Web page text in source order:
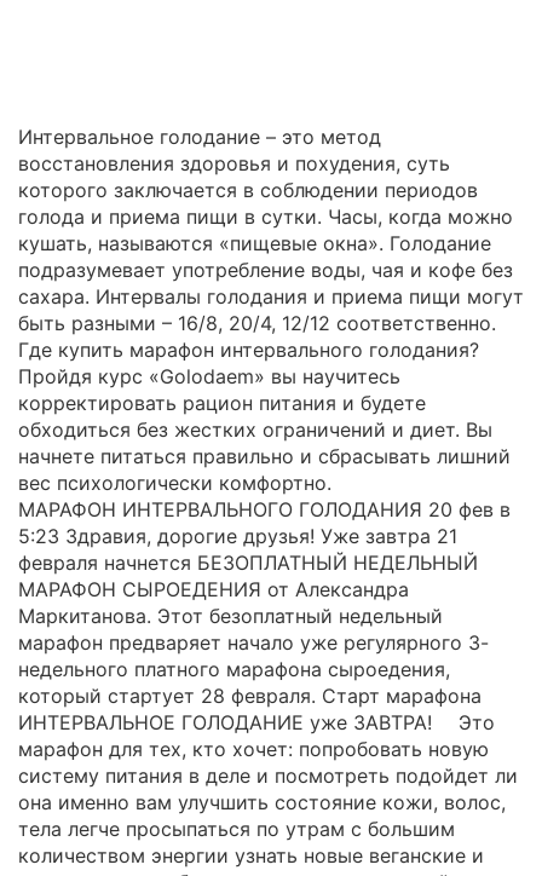
Интервальное голодание – это метод
восстановления здоровья и похудения, суть
которого заключается в соблюдении периодов
голода и приема пищи в сутки. Часы, когда можно
кушать, называются «пищевые окна». Голодание
подразумевает употребление воды, чая и кофе без
сахара. Интервалы голодания и приема пищи могут
быть разными – 16/8, 20/4, 12/12 соответственно.
Где купить марафон интервального голодания?
Пройдя курс «Golodaem» вы научитесь
корректировать рацион питания и будете
обходиться без жестких ограничений и диет. Вы
начнете питаться правильно и сбрасывать лишний
вес психологически комфортно.
МАРАФОН ИНТЕРВАЛЬНОГО ГОЛОДАНИЯ 20 фев в
5:23 Здравия, дорогие друзья! Уже завтра 21
февраля начнется БЕЗОПЛАТНЫЙ НЕДЕЛЬНЫЙ
МАРАФОН СЫРОЕДЕНИЯ от Александра
Маркитанова. Этот безоплатный недельный
марафон предваряет начало уже регулярного 3-
недельного платного марафона сыроедения,
который стартует 28 февраля. Старт марафона
ИНТЕРВАЛЬНОЕ ГОЛОДАНИЕ уже ЗАВТРА! ⠀ Это
марафон для тех, кто хочет: попробовать новую
систему питания в деле и посмотреть подойдет ли
она именно вам улучшить состояние кожи, волос,
тела легче просыпаться по утрам с большим
количеством энергии узнать новые веганские и